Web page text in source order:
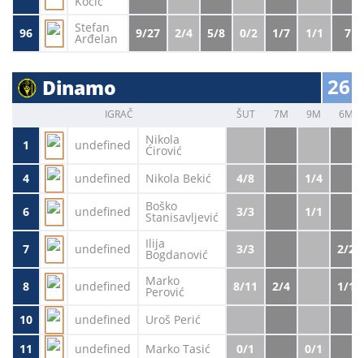
96 Stefan
Arđelan 9/27 2/4 5/8 0/2 1/7 1/1 7
Dinamo 26
IGRAČ ŠUT 7M 9M 6M
1 undefined Nikola
Ćirović
4
undefined Nikola Bekić 4/8 1/4
6 undefined Boško
Stanisavljević 3/3 1/1
7 undefined Ilija
Bogdanović 3/3 2/2
8 undefined Marko
Perović 8/11 2/4 1/1
10 undefined
Uroš Perić
11
undefined Marko Tasić 0/1 0/1